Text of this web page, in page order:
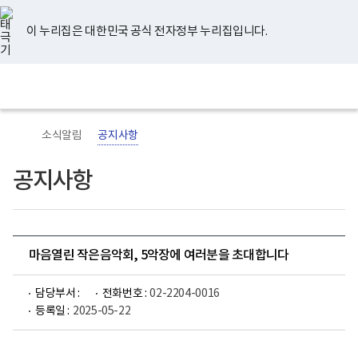
너
비
767px
이
하
이 누리집은 대한민국 공식 전자정부 누리집입니다.
지
검
메
홈
소식알림 공지사항
공지사항
마음열린 작은음악회, 5악장에 여러분을 초대합니다
담당부서 : 전화번호 : 02-2204-0016
등록일 : 2025-05-22
유
튜
브
페
이
스
북
인
스
타
그
램
블
로
그